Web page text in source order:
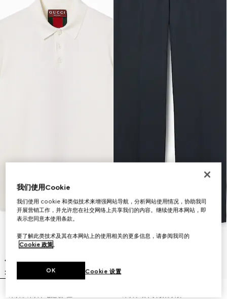
我们使用Cookie
我们使用 cookie 和类似技术来增强网站导航，分析网站使用情况，协助我司
开展营销工作，并允许您在社交网络上共享我们的内容。继续使用本网站，即
表示您同意本使用条款。
要了解此类技术及其在本网站上的使用相关的更多信息，请参阅我司的
Cookie 政策。
Cookie 设置
OK